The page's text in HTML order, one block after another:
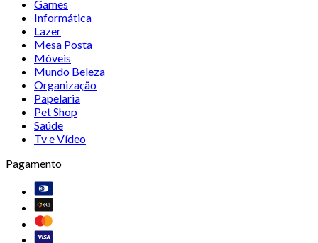
Games
Informática
Lazer
Mesa Posta
Móveis
Mundo Beleza
Organização
Papelaria
Pet Shop
Saúde
Tv e Vídeo
Pagamento